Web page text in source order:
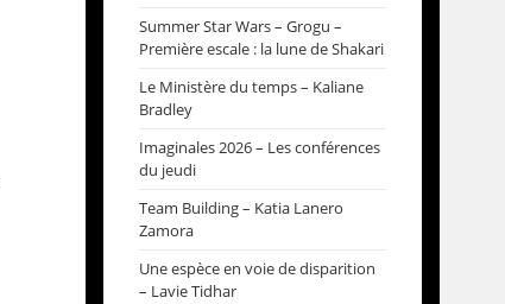
Summer Star Wars – Grogu –
Première escale : la lune de Shakari
Le Ministère du temps – Kaliane
Bradley
Imaginales 2026 – Les conférences
du jeudi
Team Building – Katia Lanero
Zamora
Une espèce en voie de disparition
– Lavie Tidhar